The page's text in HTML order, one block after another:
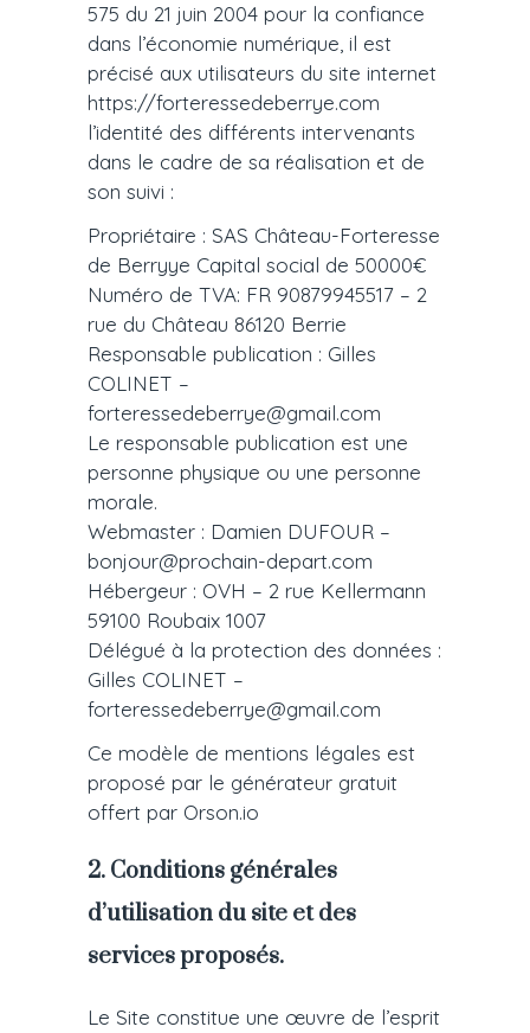
575 du 21 juin 2004 pour la confiance
dans l’économie numérique, il est
précisé aux utilisateurs du site internet
https://forteressedeberrye.com
l’identité des différents intervenants
dans le cadre de sa réalisation et de
son suivi :
Propriétaire : SAS Château-Forteresse
de Berryye Capital social de 50000€
Numéro de TVA: FR 90879945517 – 2
rue du Château 86120 Berrie
Responsable publication : Gilles
COLINET –
forteressedeberrye@gmail.com
Le responsable publication est une
personne physique ou une personne
morale.
Webmaster : Damien DUFOUR –
bonjour@prochain-depart.com
Hébergeur : OVH – 2 rue Kellermann
59100 Roubaix 1007
Délégué à la protection des données :
Gilles COLINET –
forteressedeberrye@gmail.com
Ce modèle de mentions légales est
proposé par le générateur gratuit
offert par Orson.io
2. Conditions générales
d’utilisation du site et des
services proposés.
Le Site constitue une œuvre de l’esprit